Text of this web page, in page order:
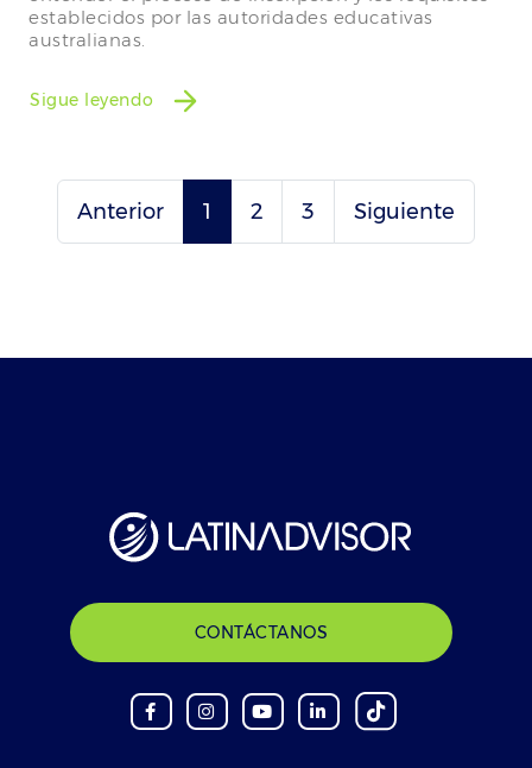
establecidos por las autoridades educativas
australianas.
Sigue leyendo
Anterior 1 2 3 Siguiente
CONTÁCTANOS